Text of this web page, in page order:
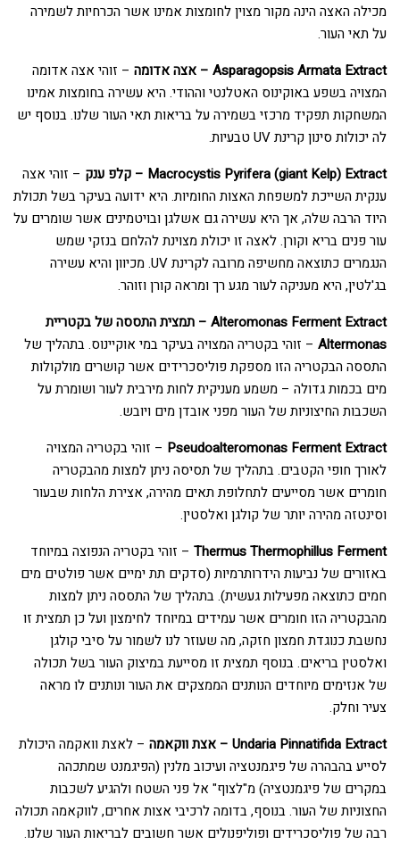
מכילה האצה הינה מקור מצוין לחומצות אמינו אשר הכרחיות לשמירה
על תאי העור.
Asparagopsis Armata Extract – אצה אדומה
– זוהי אצה אדומה
המצויה בשפע באוקינוס האטלנטי וההודי. היא עשירה בחומצות אמינו
המשחקות תפקיד מרכזי בשמירה על בריאות תאי העור שלנו. בנוסף יש
לה יכולות סינון קרינת UV טבעיות.
Macrocystis Pyrifera (giant Kelp) Extract – קלפ ענק
– זוהי אצה
ענקית השייכת למשפחת האצות החומיות. היא ידועה בעיקר בשל תכולת
היוד הרבה שלה, אך היא עשירה גם אשלגן ובויטמינים אשר שומרים על
עור פנים בריא וקורן. לאצה זו יכולת מצוינת להלחם בנזקי שמש
הנגמרים כתוצאה מחשיפה מרובה לקרינת UV. מכיוון והיא עשירה
בג'לטין, היא מעניקה לעור מגע רך ומראה קורן וזוהר.
Alteromonas Ferment Extract – תמצית התססה של בקטריית
Altermonas – זוהי בקטריה המצויה בעיקר במי אוקיינוס. בתהליך של
התססה הבקטריה הזו מספקת פוליסכרידים אשר קושרים מולקולות
מים בכמות גדולה – משמע מעניקית לחות מירבית לעור ושומרת על
השכבות החיצוניות של העור מפני אובדן מים ויובש.
Pseudoalteromonas Ferment Extract – זוהי בקטריה המצויה
לאורך חופי הקטבים. בתהליך של תסיסה ניתן למצות מהבקטריה
חומרים אשר מסייעים לתחלופת תאים מהירה, אצירת הלחות שבעור
וסינטזה מהירה יותר של קולגן ואלסטין.
Thermus Thermophillus Ferment – זוהי בקטריה הנפוצה במיוחד
באזורים של נביעות הידרותרמיות (סדקים תת ימיים אשר פולטים מים
חמים כתוצאה מפעילות געשית). בתהליך של התססה ניתן למצות
מהבקטריה הזו חומרים אשר עמידים במיוחד לחימצון ועל כן תמצית זו
נחשבת כנוגדת חמצון חזקה, מה שעוזר לנו לשמור על סיבי קולגן
ואלסטין בריאים. בנוסף תמצית זו מסייעת במיצוק העור בשל תכולה
של אנזימים מיוחדים הנותנים הממצקים את העור ונותנים לו מראה
צעיר וחלק.
Undaria Pinnatifida Extract – אצת ווקאמה
– לאצת וואקמה היכולת
לסייע בהבהרה של פיגמנטציה ועיכוב מלנין (הפיגמנט שמתכהה
במקרים של פיגמנטציה) מ"לצוף" אל פני השטח ולהגיע לשכבות
החצוניות של העור. בנוסף, בדומה לרכיבי אצות אחרים, לווקאמה תכולה
רבה של פוליסכרידים ופוליפנולים אשר חשובים לבריאות העור שלנו.